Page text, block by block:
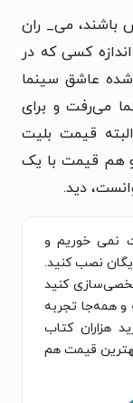
باشند، می_ ران
کسی که در
عاشق سینما
می‌رفت و برای
قیمت بلیت
و هم ‌قیمت با یک
دید.
نمی خوریم و
نصب کنید.
کنید
همه‌جا تجربه
هزاران کتاب
قیمت هم